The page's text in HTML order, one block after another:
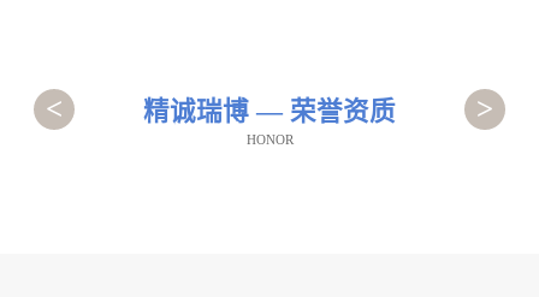
精诚瑞博 — 荣誉资质
HONOR
< >